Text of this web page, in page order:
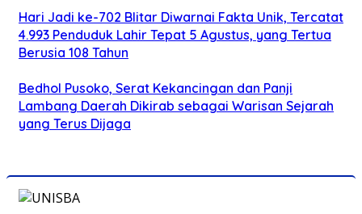
Hari Jadi ke-702 Blitar Diwarnai Fakta Unik, Tercatat
4.993 Penduduk Lahir Tepat 5 Agustus, yang Tertua
Berusia 108 Tahun
Bedhol Pusoko, Serat Kekancingan dan Panji
Lambang Daerah Dikirab sebagai Warisan Sejarah
yang Terus Dijaga